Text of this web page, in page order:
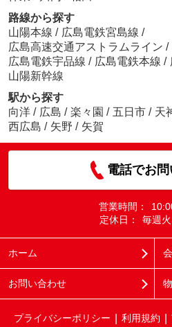
路線から探す
山陽本線 / 広島電鉄宮島線 /
広島高速交通アストラムライン /
広島電鉄宇品線 / 広島電鉄本線 /
山陽新幹線
駅から探す
向洋 / 広島 / 楽々園 / 五日市 / 天
西広島 / 矢野 / 矢賀
電話でお
営業時間：
定休日：
毎週
ホーム
お問い合わせ
プライバシーポリシー 利用規約